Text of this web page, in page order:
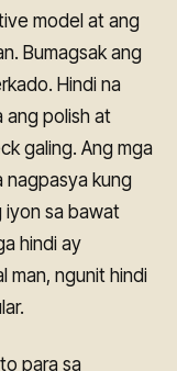
model at ang
Bumagsak ang
Hindi na
ang polish at
galing. Ang mga
nagpasya kung
iyon sa bawat
hindi ay
man, ngunit hindi
para sa